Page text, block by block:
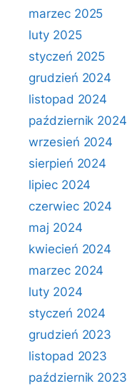
marzec 2025
luty 2025
styczeń 2025
grudzień 2024
listopad 2024
październik 2024
wrzesień 2024
sierpień 2024
lipiec 2024
czerwiec 2024
maj 2024
kwiecień 2024
marzec 2024
luty 2024
styczeń 2024
grudzień 2023
listopad 2023
październik 2023